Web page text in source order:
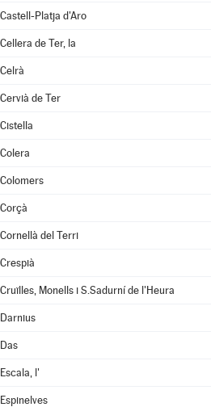
Castell-Platja d'Aro
Cellera de Ter, la
Celrà
Cervià de Ter
Cistella
Colera
Colomers
Corçà
Cornellà del Terri
Crespià
Cruïlles, Monells i S.Sadurní de l'Heura
Darnius
Das
Escala, l'
Espinelves